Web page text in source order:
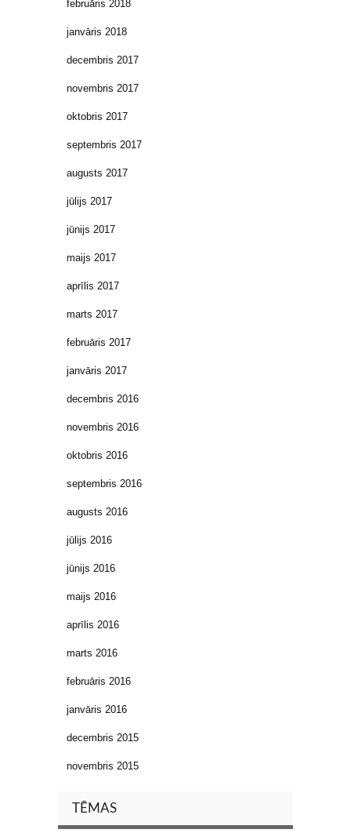
februāris 2018
janvāris 2018
decembris 2017
novembris 2017
oktobris 2017
septembris 2017
augusts 2017
jūlijs 2017
jūnijs 2017
maijs 2017
aprīlis 2017
marts 2017
februāris 2017
janvāris 2017
decembris 2016
novembris 2016
oktobris 2016
septembris 2016
augusts 2016
jūlijs 2016
jūnijs 2016
maijs 2016
aprīlis 2016
marts 2016
februāris 2016
janvāris 2016
decembris 2015
novembris 2015
TĒMAS